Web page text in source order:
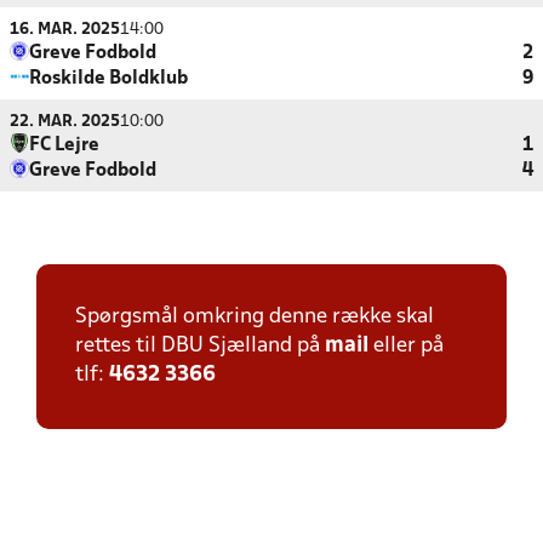
16. MAR. 202514:00
Greve Fodbold
2
Roskilde Boldklub
9
22. MAR. 202510:00
FC Lejre
1
Greve Fodbold
4
Spørgsmål omkring denne række skal
rettes til DBU Sjælland på mail eller på
tlf: 4632 3366